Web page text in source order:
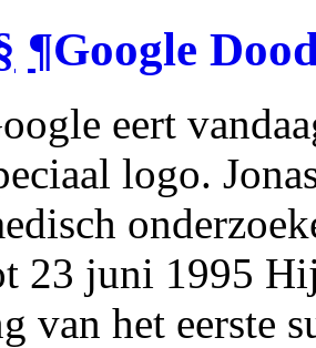
¶Google
eert
logo.
23 juni 1995
van het eerste